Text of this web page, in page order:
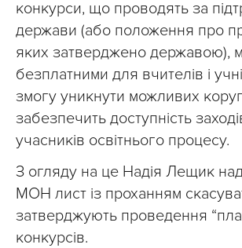
конкурси, що проводять за
держави (або положення про
яких затверджено державою),
безплатними для вчителів і
змогу уникнути можливих
забезпечить доступність
учасників освітнього процесу.
З огляду на це Надія Лещик
МОН лист із проханням
затверджують проведення
конкурсів.